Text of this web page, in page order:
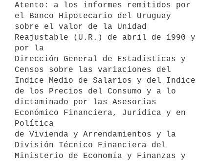
Atento: a los informes remitidos por
el Banco Hipotecario del Uruguay
sobre el valor de la Unidad
Reajustable (U.R.) de abril de 1990 y
por la
Dirección General de Estadísticas y
Censos sobre las variaciones del
Indice Medio de Salarios y del Indice
de los Precios del Consumo y a lo
dictaminado por las Asesorías
Económico Financiera, Jurídica y en
Política
de Vivienda y Arrendamientos y la
División Técnico Financiera del
Ministerio de Economía y Finanzas y